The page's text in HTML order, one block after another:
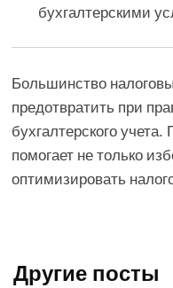
бухгалтерскими
Большинство
предотвратить при
бухгалтерского
помогает не только
оптимизировать
Другие посты